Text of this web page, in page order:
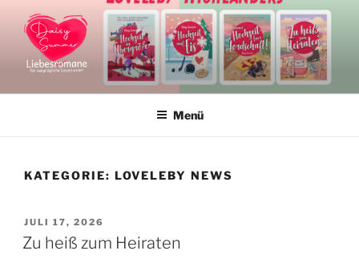
Inhalt
springen
DAISY SUMMER
Menü
KATEGORIE: LOVELEBY NEWS
VERÖFFENTLICHT
AM
JULI 17, 2026
Zu heiß zum Heiraten